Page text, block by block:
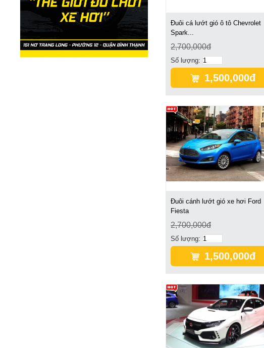
Đuôi cá lướt gió ô tô Chevrolet
Spark...
2,700,000đ
Số lượng:
1,500,000đ
Đuôi cánh lướt gió xe hơi Ford
Fiesta
2,700,000đ
Số lượng:
1,500,000đ